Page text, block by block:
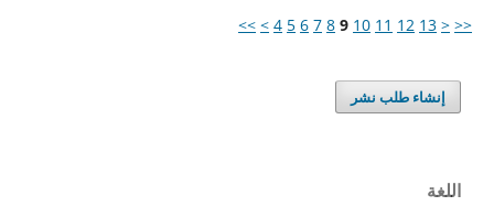
<<
<
4 5 6 7 8 9 10 11 12 13
>
>>
إنشاء طلب نشر
اللغة